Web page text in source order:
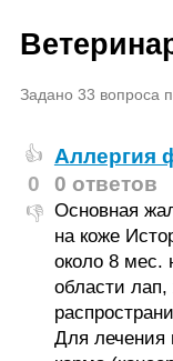
Задано 33 вопроса
👍
0
👎
Аллергия
0 ответов
Основная
на коже
около 8 мес.
области
Для лечения